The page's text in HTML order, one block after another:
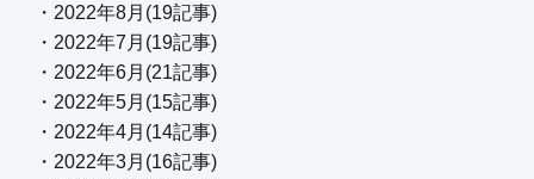
・2022年8月(19記事)
・2022年7月(19記事)
・2022年6月(21記事)
・2022年5月(15記事)
・2022年4月(14記事)
・2022年3月(16記事)